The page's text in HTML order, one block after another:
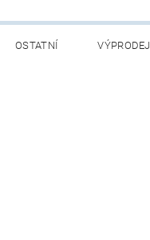
OSTATNÍ VÝPRODEJ